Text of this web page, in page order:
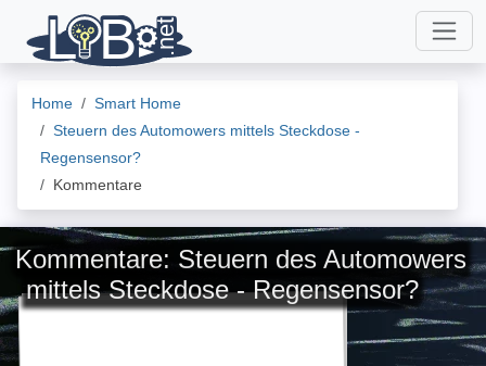
Home
Smart Home
Steuern des Automowers mittels Steckdose -
Regensensor?
Kommentare
Kommentare: Steuern des Automowers
mittels Steckdose - Regensensor?